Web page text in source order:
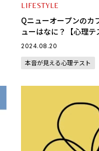
LIFESTYLE
Qニューオープンのカ
ューはなに？【心理
なたを引き立ててくれ
2024.08.20
本音が見える心理テスト